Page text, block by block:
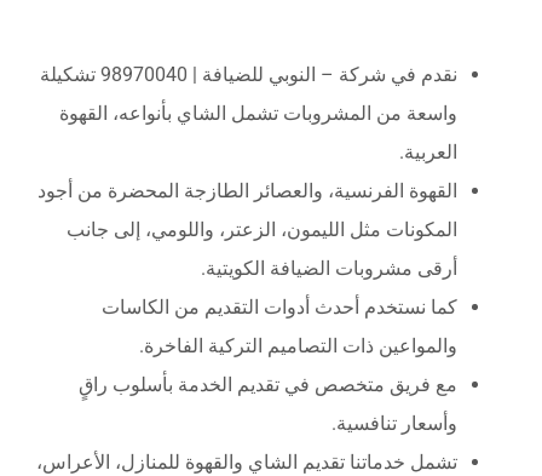
نقدم في شركة – النوبي للضيافة | 98970040 تشكيلة
واسعة من المشروبات تشمل الشاي بأنواعه، القهوة
العربية.
القهوة الفرنسية، والعصائر الطازجة المحضرة من أجود
المكونات مثل الليمون، الزعتر، واللومي، إلى جانب
أرقى مشروبات الضيافة الكويتية.
كما نستخدم أحدث أدوات التقديم من الكاسات
والمواعين ذات التصاميم التركية الفاخرة.
مع فريق متخصص في تقديم الخدمة بأسلوب راقٍ
وأسعار تنافسية.
تشمل خدماتنا تقديم الشاي والقهوة للمنازل، الأعراس،